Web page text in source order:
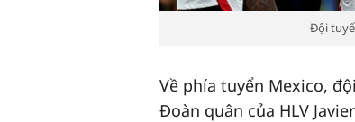
Đội
Về phía tuyển Mexico,
Đoàn quân của HLV